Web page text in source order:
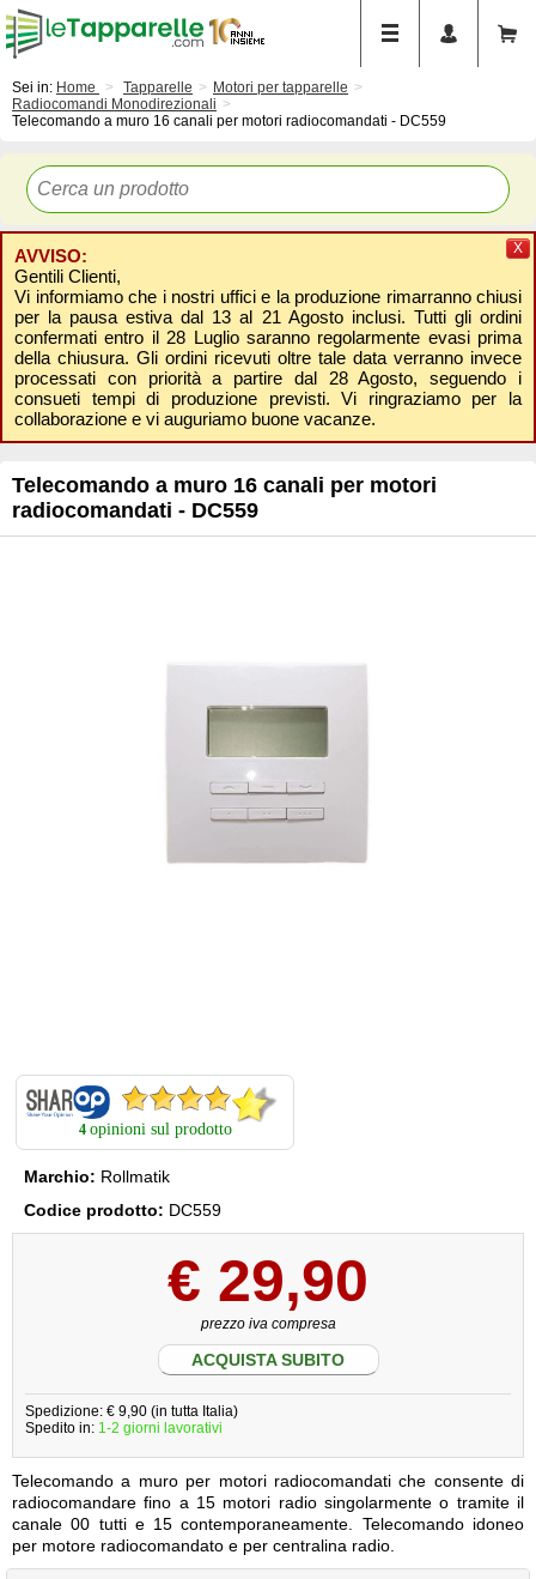
Sei in: Home Tapparelle
Motori per tapparelle
Radiocomandi Monodirezionali
Telecomando a muro 16 canali per motori radiocomandati - DC559
AVVISO:
Gentili Clienti,
Vi informiamo che i nostri uffici e la produzione rimarranno chiusi
per la pausa estiva dal 13 al 21 Agosto inclusi. Tutti gli ordini
confermati entro il 28 Luglio saranno regolarmente evasi prima
della chiusura. Gli ordini ricevuti oltre tale data verranno invece
processati con priorità a partire dal 28 Agosto, seguendo i
consueti tempi di produzione previsti. Vi ringraziamo per la
collaborazione e vi auguriamo buone vacanze.
X
Telecomando a muro 16 canali per motori
radiocomandati - DC559
4 opinioni sul prodotto
Marchio: Rollmatik
Codice prodotto: DC559
€ 29,90
prezzo iva compresa
ACQUISTA SUBITO
Spedizione: € 9,90 (in tutta Italia)
Spedito in: 1-2 giorni lavorativi
Telecomando a muro per motori radiocomandati che consente di
radiocomandare fino a 15 motori radio singolarmente o tramite il
canale 00 tutti e 15 contemporaneamente. Telecomando idoneo
per motore radiocomandato e per centralina radio.